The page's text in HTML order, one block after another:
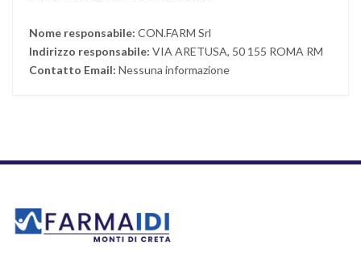
Nome responsabile: CON.FARM Srl
Indirizzo responsabile: VIA ARETUSA, 50 155 ROMA RM
Contatto Email: Nessuna informazione